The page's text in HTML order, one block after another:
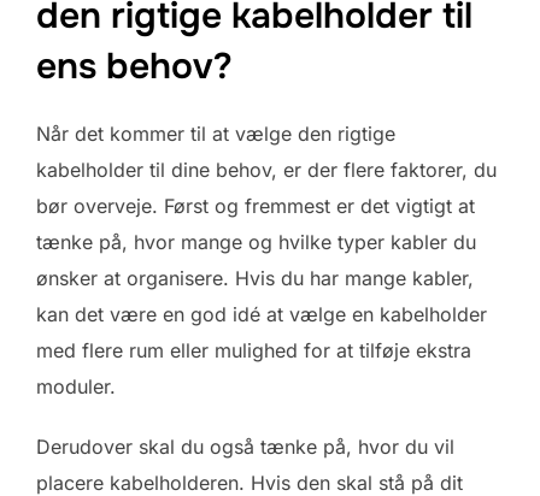
den rigtige kabelholder til
ens behov?
Når det kommer til at vælge den rigtige
kabelholder til dine behov, er der flere faktorer, du
bør overveje. Først og fremmest er det vigtigt at
tænke på, hvor mange og hvilke typer kabler du
ønsker at organisere. Hvis du har mange kabler,
kan det være en god idé at vælge en kabelholder
med flere rum eller mulighed for at tilføje ekstra
moduler.
Derudover skal du også tænke på, hvor du vil
placere kabelholderen. Hvis den skal stå på dit